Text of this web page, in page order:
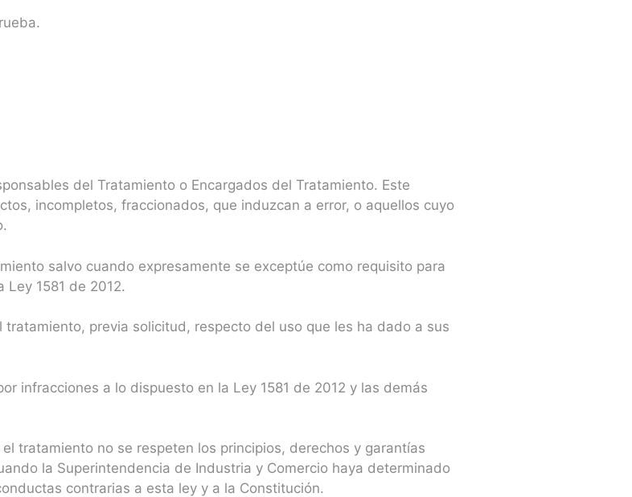
del Tratamiento o Encargados del Tratamiento. Este
incompletos, fraccionados, que induzcan a error, o aquellos cuyo
salvo cuando expresamente se exceptúe como requisito para
1581 de 2012.
previa solicitud, respecto del uso que les ha dado a sus
infracciones a lo dispuesto en la Ley 1581 de 2012 y las demás
tratamiento no se respeten los principios, derechos y garantías
la Superintendencia de Industria y Comercio haya determinado
contrarias a esta ley y a la Constitución.